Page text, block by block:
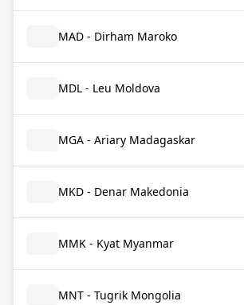
MAD - Dirham Maroko
MDL - Leu Moldova
MGA - Ariary Madagaskar
MKD - Denar Makedonia
MMK - Kyat Myanmar
MNT - Tugrik Mongolia